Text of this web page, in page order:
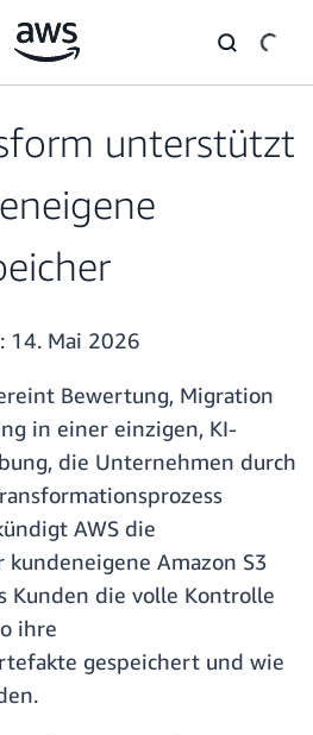
unterstützt
14. Mai 2026
Bewertung, Migration
in einer einzigen, KI-
die Unternehmen durch
AWS die
Amazon S3
Kunden die volle Kontrolle
ihre
gespeichert und wie